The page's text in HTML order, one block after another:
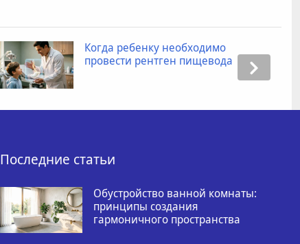
Когда ребенку необходимо
провести рентген пищевода
Последние статьи
Обустройство ванной комнаты:
принципы создания
гармоничного пространства